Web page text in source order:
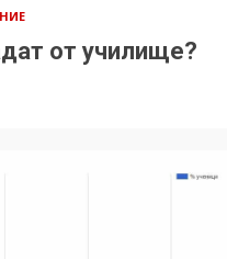
от училище?